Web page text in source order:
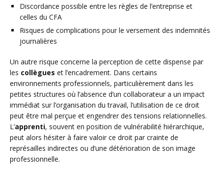
Discordance possible entre les règles de l’entreprise et
celles du CFA
Risques de complications pour le versement des indemnités
journalières
Un autre risque concerne la perception de cette dispense par
les collègues et l’encadrement. Dans certains
environnements professionnels, particulièrement dans les
petites structures où l’absence d’un collaborateur a un impact
immédiat sur l’organisation du travail, l’utilisation de ce droit
peut être mal perçue et engendrer des tensions relationnelles.
L’apprenti, souvent en position de vulnérabilité hiérarchique,
peut alors hésiter à faire valoir ce droit par crainte de
représailles indirectes ou d’une détérioration de son image
professionnelle.